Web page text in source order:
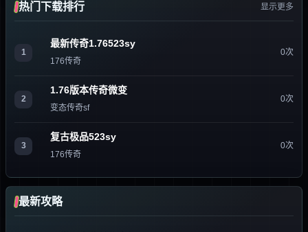
热门下载排行 显示更多
1
最新传奇1.76523sy
176传奇
0次
2
1.76版本传奇微变
变态传奇sf
0次
3
复古极品523sy
176传奇
0次
最新攻略